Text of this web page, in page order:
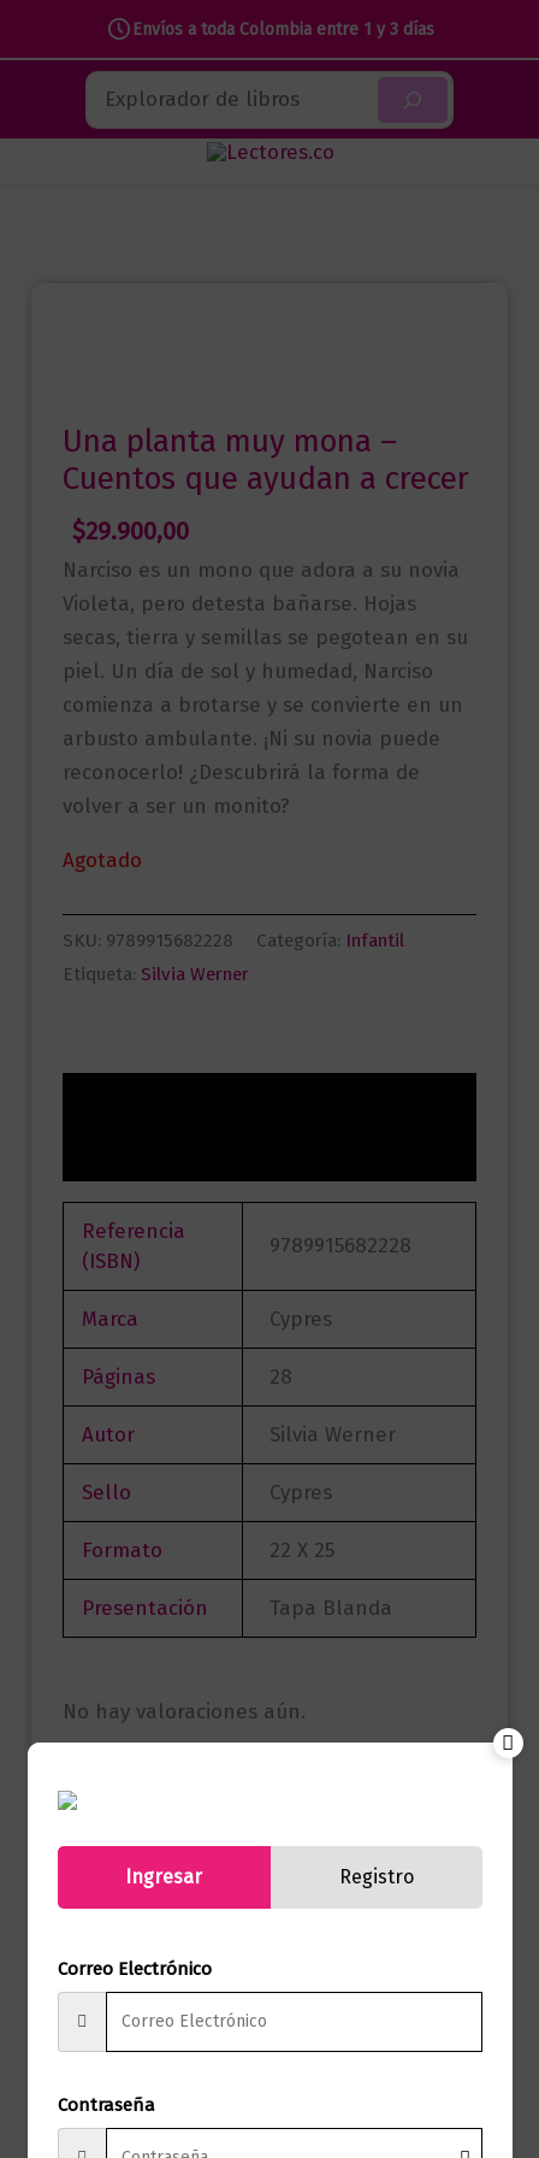
Envíos a toda Colombia entre 1 y 3 días
contenido
Buscar
Una planta muy mona –
Cuentos que ayudan a crecer
$29.900,00
Narciso es un mono que adora a su novia
Violeta, pero detesta bañarse. Hojas
secas, tierra y semillas se pegotean en su
piel. Un día de sol y humedad, Narciso
comienza a brotarse y se convierte en un
arbusto ambulante. ¡Ni su novia puede
reconocerlo! ¿Descubrirá la forma de
volver a ser un monito?
Agotado
SKU: 9789915682228 Categoría: Infantil
Etiqueta: Silvia Werner
Referencia
(ISBN)
9789915682228
Marca Cypres
Páginas 28
Autor Silvia Werner
Sello Cypres
Formato 22 X 25
Presentación Tapa Blanda
No hay valoraciones aún.
comprado este producto pueden hacer
una valoración.
Productos relacionados
Infantil
Ingresar Registro
Correo Electrónico
Contraseña